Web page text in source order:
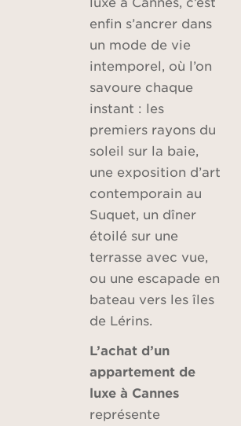
enfin s’ancrer dans
un mode de vie
intemporel, où l’on
savoure chaque
instant : les
premiers rayons du
soleil sur la baie,
une exposition d’art
contemporain au
Suquet, un dîner
étoilé sur une
terrasse avec vue,
ou une escapade en
bateau vers les îles
de Lérins.
L’achat d’un
appartement de
luxe à Cannes
représente